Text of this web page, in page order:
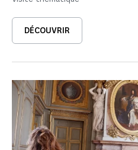
DÉCOUVRIR